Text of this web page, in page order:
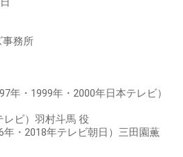
事務所
年・1999年・2000年日本テレビ）
レビ）羽村斗馬 役
・2018年テレビ朝日）三田園薫